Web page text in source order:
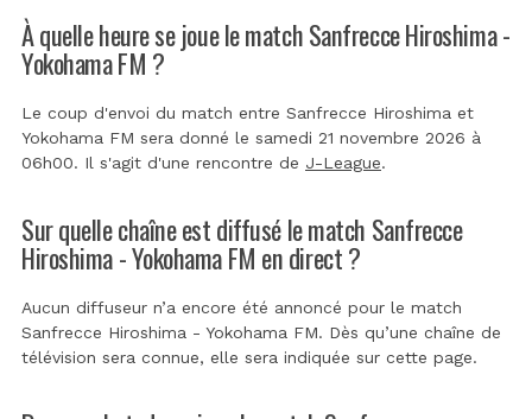
À quelle heure se joue le match Sanfrecce Hiroshima -
Yokohama FM ?
Le coup d'envoi du match entre Sanfrecce Hiroshima et
Yokohama FM sera donné le samedi 21 novembre 2026 à
06h00. Il s'agit d'une rencontre de J-League.
Sur quelle chaîne est diffusé le match Sanfrecce
Hiroshima - Yokohama FM en direct ?
Aucun diffuseur n’a encore été annoncé pour le match
Sanfrecce Hiroshima - Yokohama FM. Dès qu’une chaîne de
télévision sera connue, elle sera indiquée sur cette page.